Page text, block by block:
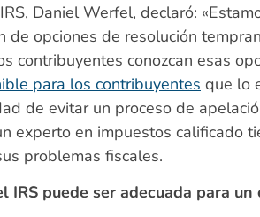
Daniel Werfel, declaró:
de opciones de resolución
contribuyentes conozcan esas
para los contribuyentes que lo
de evitar un proceso de
experto en impuestos calificado
problemas fiscales.
IRS puede ser adecuada para